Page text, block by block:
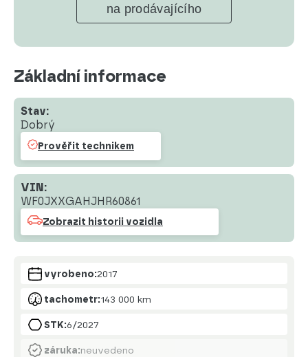
na prodávajícího
Základní informace
Stav:
Dobrý
Prověřit technikem
VIN:
WF0JXXGAHJHR60861
Zobrazit historii vozidla
vyrobeno:2017
tachometr:143 000 km
STK:6/2027
záruka:neuvedeno